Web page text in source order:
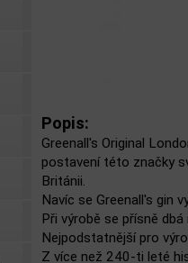
Popis:
Greenall's Original
postavení této značky
Británii.
Navíc se Greenall's gin
Při výrobě se přísně
Nejpodstatnější pro
Z více než 240-ti leté